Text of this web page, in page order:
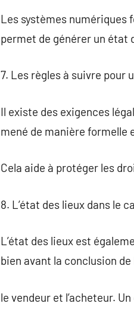
Les systèmes numériques
permet de générer un état
7. Les règles à suivre pour
Il existe des exigences
mené de manière formelle
Cela aide à protéger les
8. L’état des lieux dans le
L’état des lieux est
bien avant la conclusion de
le vendeur et l’acheteur.